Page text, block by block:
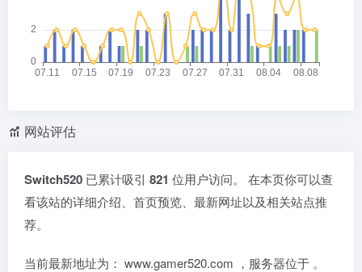
网站评估
Switch520 已累计吸引 821 位用户访问。 在本页你可以查
看该站的详细介绍、首页预览、最新网址以及相关站点推
荐。
当前最新地址为： www.gamer520.com ，服务器位于 。